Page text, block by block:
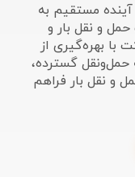
آینده مستقیم به
و نقل بار و
بهره‌گیری از
حمل‌ونقل گسترده،
و نقل بار فراهم